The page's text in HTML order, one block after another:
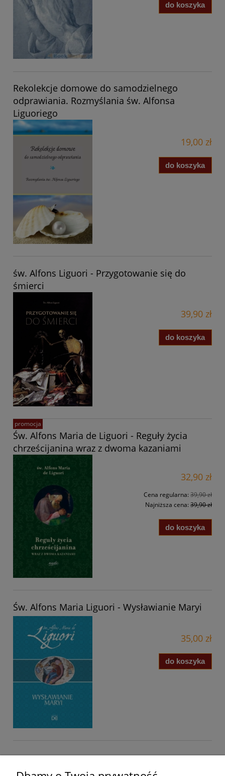
do koszyka
Rekolekcje domowe do samodzielnego
odprawiania. Rozmyślania św. Alfonsa
Liguoriego
19,00 zł
do koszyka
św. Alfons Liguori - Przygotowanie się do
śmierci
39,90 zł
do koszyka
Św. Alfons Maria de Liguori - Reguły życia
chrześcijanina wraz z dwoma kazaniami
32,90 zł
Cena regularna: 39,90 zł
Najniższa cena: 39,90 zł
do koszyka
promocja
Św. Alfons Maria Liguori - Wysławianie Maryi
35,00 zł
do koszyka
Pomoc